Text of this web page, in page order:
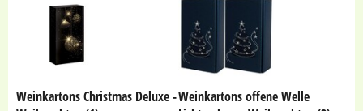
Weinkartons Christmas Deluxe -Weinkartons offene Welle